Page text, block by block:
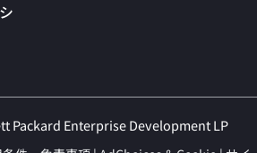
Packard Enterprise Development LP